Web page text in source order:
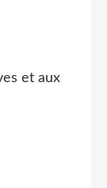
et aux